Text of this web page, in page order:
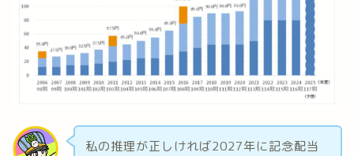
私の推理が正しければ2027年に記念配当